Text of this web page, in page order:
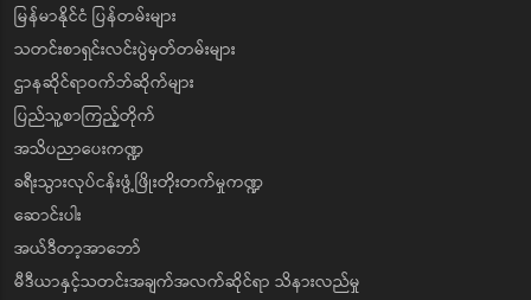
မြန်မာနိုင်ငံ ပြန်တမ်းများ
သတင်းစာရှင်းလင်းပွဲမှတ်တမ်းများ
ဌာနဆိုင်ရာဝက်ဘ်ဆိုက်များ
ပြည်သူ့စာကြည့်တိုက်
အသိပညာပေးကဏ္ဍ
ခရီးသွားလုပ်ငန်းဖွံ့ဖြိုးတိုးတက်မှုကဏ္ဍ
ဆောင်းပါး
အယ်ဒီတာ့အာဘော်
မီဒီယာနှင့်သတင်းအချက်အလက်ဆိုင်ရာ သိနားလည်မှု